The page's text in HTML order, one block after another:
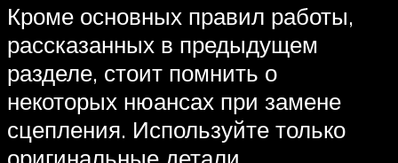
Кроме основных правил работы,
рассказанных в предыдущем
разделе, стоит помнить о
некоторых нюансах при замене
сцепления. Используйте только